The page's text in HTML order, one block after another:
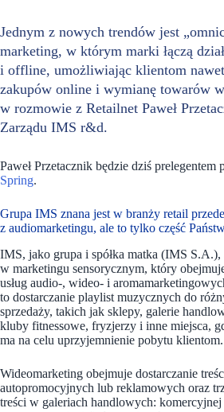
Jednym z nowych trendów jest
marketing, w którym marki łączą
i offline, umożliwiając klientom
zakupów online i wymianę towarów
w rozmowie z Retailnet Paweł
Zarządu IMS r&d.
Paweł Przetacznik będzie dziś prelegentem
Spring.
Grupa IMS znana jest w branży retail
z audiomarketingu, ale to tylko część
IMS, jako grupa i spółka matka (IMS S.A.),
w marketingu sensorycznym, który
usług audio-, wideo- i
to dostarczanie playlist muzycznych do
sprzedaży, takich jak sklepy, galerie
kluby fitnessowe, fryzjerzy i inne miejsca,
ma na celu uprzyjemnienie pobytu klientom.
Wideomarketing obejmuje dostarczanie
autopromocyjnych lub reklamowych oraz
treści w galeriach handlowych: